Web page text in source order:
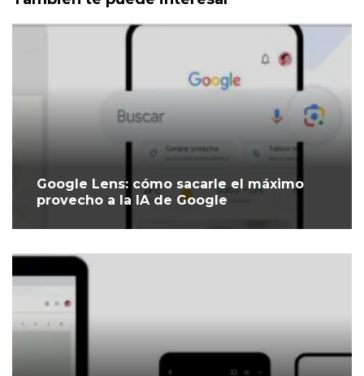
Google Lens: cómo sacarle el máximo
provecho a la IA de Google